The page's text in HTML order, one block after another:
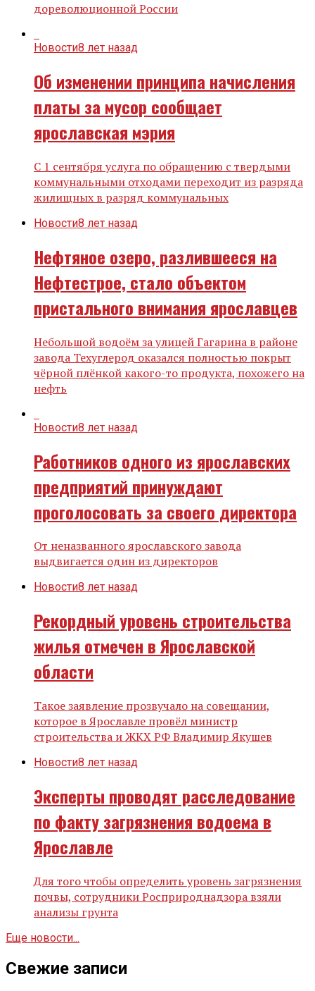
дореволюционной России
Новости8 лет назад
Об изменении принципа начисления
платы за мусор сообщает
ярославская мэрия
С 1 сентября услуга по обращению с твердыми
коммунальными отходами переходит из разряда
жилищных в разряд коммунальных
Новости8 лет назад
Нефтяное озеро, разлившееся на
Нефтестрое, стало объектом
пристального внимания ярославцев
Небольшой водоём за улицей Гагарина в районе
завода Техуглерод оказался полностью покрыт
чёрной плёнкой какого-то продукта, похожего на
нефть
Новости8 лет назад
Работников одного из ярославских
предприятий принуждают
проголосовать за своего директора
От неназванного ярославского завода
выдвигается один из директоров
Новости8 лет назад
Рекордный уровень строительства
жилья отмечен в Ярославской
области
Такое заявление прозвучало на совещании,
которое в Ярославле провёл министр
строительства и ЖКХ РФ Владимир Якушев
Новости8 лет назад
Эксперты проводят расследование
по факту загрязнения водоема в
Ярославле
Для того чтобы определить уровень загрязнения
почвы, сотрудники Росприроднадзора взяли
анализы грунта
Еще новости...
Свежие записи